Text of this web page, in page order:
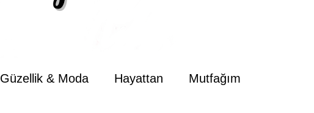
Güzellik & Moda Hayattan Mutfağım